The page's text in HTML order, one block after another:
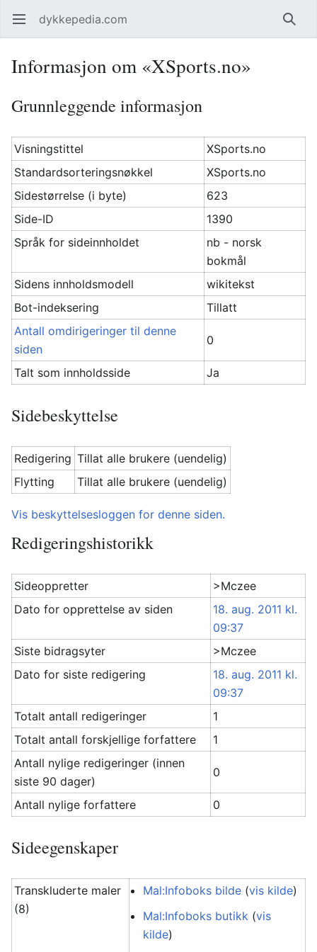
Åpne hovedmenyen dykkepedia.com Søk
Informasjon om «XSports.no»
Grunnleggende informasjon
Visningstittel
XSports.no
Standardsorteringsnøkkel
XSports.no
Sidestørrelse (i byte)
623
Side-ID
1390
Språk for sideinnholdet
nb - norsk
bokmål
Sidens innholdsmodell
wikitekst
Bot-indeksering
Tillatt
Antall omdirigeringer til denne
siden
0
Talt som innholdsside Ja
Sidebeskyttelse
Redigering Tillat alle brukere (uendelig)
Flytting
Tillat alle brukere (uendelig)
Vis beskyttelsesloggen for denne siden.
Redigeringshistorikk
Sideoppretter
>Mczee
Dato for opprettelse av siden
18. aug. 2011 kl.
09:37
Siste bidragsyter
>Mczee
Dato for siste redigering
18. aug. 2011 kl.
09:37
Totalt antall redigeringer
1
Totalt antall forskjellige forfattere
1
Antall nylige redigeringer (innen
siste 90 dager)
0
Antall nylige forfattere 0
Sideegenskaper
Transkluderte maler
(8)
Mal:Infoboks bilde (vis kilde)
Mal:Infoboks butikk (vis
kilde)